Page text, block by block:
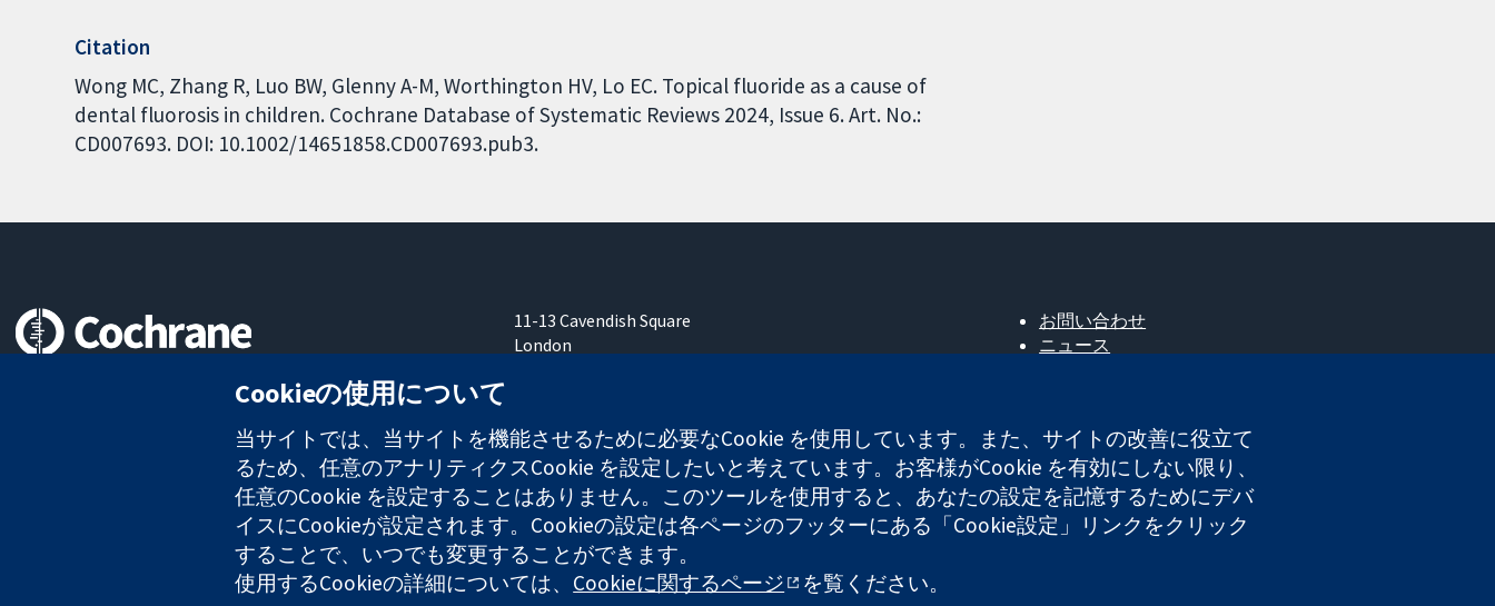
Citation
Wong MC, Zhang R, Luo BW, Glenny A-M, Worthington HV, Lo EC. Topical fluoride as a cause of
dental fluorosis in children. Cochrane Database of Systematic Reviews 2024, Issue 6. Art. No.:
CD007693. DOI: 10.1002/14651858.CD007693.pub3.
11-13 Cavendish Square
London
お問い合わせ
ニュース
Cochrane Library
コクラン・コラボレーションは、イングランド及びウェールズに登録された慈善団体（登録番号 1045921）および保証有限責任会社（登録番号 03044323）です。付加価値税登録番号 GB 718
Copyright © 2026 The Cochrane Collaboration ウェブサイト利用規約
Cookieの使用について
当サイトでは、当サイトを機能させるために必要なCookie を使用しています。また、サイトの改善に役立て
るため、任意のアナリティクスCookie を設定したいと考えています。お客様がCookie を有効にしない限り、
任意のCookie を設定することはありません。このツールを使用すると、あなたの設定を記憶するためにデバ
イスにCookieが設定されます。Cookieの設定は各ページのフッターにある「Cookie設定」リンクをクリック
することで、いつでも変更することができます。
使用するCookieの詳細については、 Cookieに関するページ を覧ください。